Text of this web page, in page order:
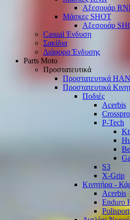
Αξεσουάρ
Μάσκες SHOT
Αξεσουάρ
Casual Ένδυση
Σακίδια
Διάφορα Ένδυσης
Parts Moto
Προστατευτικά
Προστατευτικά
Προστατευτικά
Ποδιές
Acerbis
Crosspro
P-Tech
S3
X-Grip
Κινητήρα -
Acerbis
Enduro
Polisport